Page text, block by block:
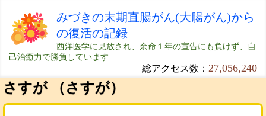
みづきの末期直腸がん(大腸がん)から
の復活の記録
西洋医学に見放され、余命１年の宣告にも負けず、自
己治癒力で勝負しています
総アクセス数： 27,056,240
さすが （さすが）